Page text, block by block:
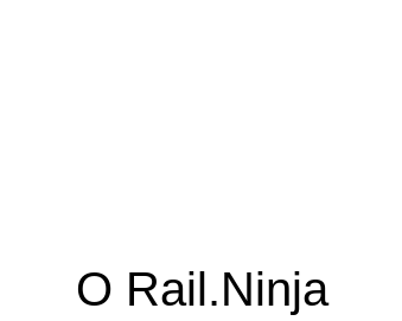
O Rail.Ninja